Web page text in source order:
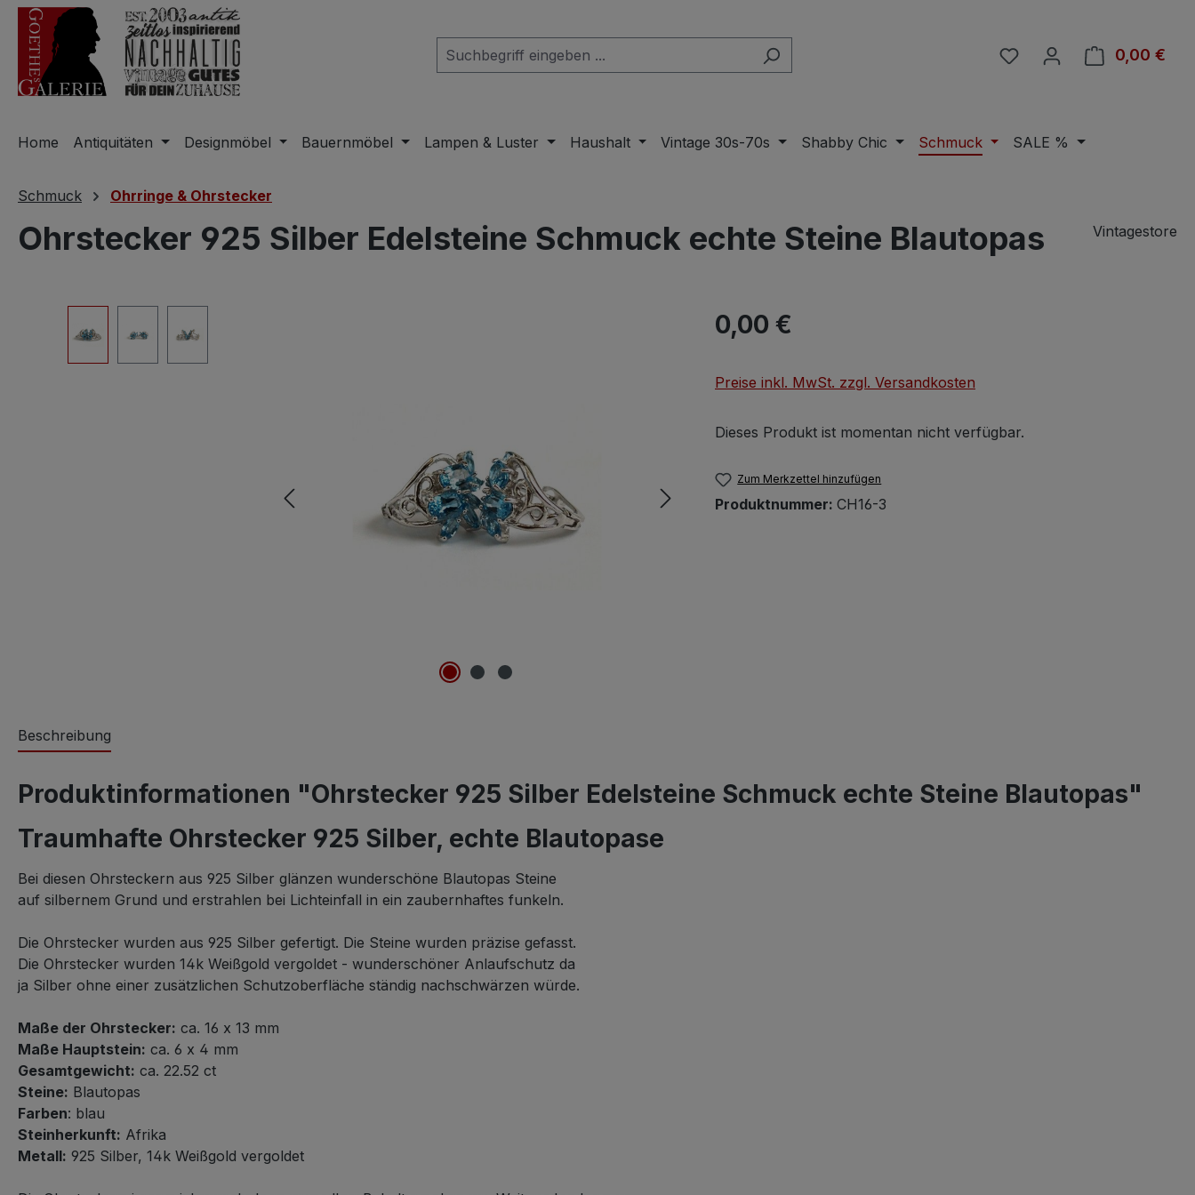
Hauptinhalt springen
Zur Suche springen
Zur Hauptnavigation springen
Du hast 0 Produkte auf
0,00 €
Home Antiquitäten Designmöbel Bauernmöbel Lampen & Luster Haushalt Vintage 30s-70s Shabby Chic Schmuck SALE %
Schmuck Ohrringe & Ohrstecker
Ohrstecker 925 Silber Edelsteine Schmuck echte Steine Blautopas Vintagestore
Regulärer Preis:
0,00 €
Preise inkl. MwSt. zzgl. Versandkosten
Dieses Produkt ist momentan nicht verfügbar.
Zum Merkzettel hinzufügen
Produktnummer: CH16-3
Beschreibung
Produktinformationen "Ohrstecker 925 Silber Edelsteine Schmuck echte Steine Blautopas"
Traumhafte Ohrstecker 925 Silber, echte Blautopase
Bei diesen Ohrsteckern aus 925 Silber glänzen wunderschöne Blautopas Steine
auf silbernem Grund und erstrahlen bei Lichteinfall in ein zaubernhaftes funkeln.
Die Ohrstecker wurden aus 925 Silber gefertigt. Die Steine wurden präzise gefasst.
Die Ohrstecker wurden 14k Weißgold vergoldet - wunderschöner Anlaufschutz da
ja Silber ohne einer zusätzlichen Schutzoberfläche ständig nachschwärzen würde.
Maße der Ohrstecker: ca. 16 x 13 mm
Maße Hauptstein: ca. 6 x 4 mm
Gesamtgewicht: ca. 22.52 ct
Steine: Blautopas
Farben: blau
Steinherkunft: Afrika
Metall: 925 Silber, 14k Weißgold vergoldet